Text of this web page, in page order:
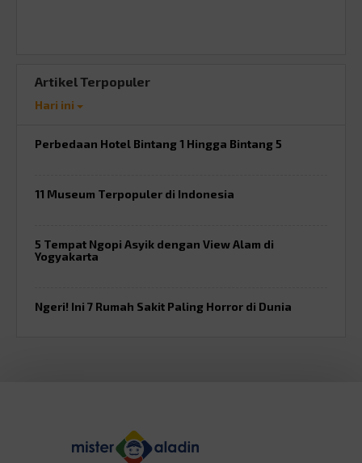
Artikel Terpopuler
Hari ini
Perbedaan Hotel Bintang 1 Hingga Bintang 5
11 Museum Terpopuler di Indonesia
5 Tempat Ngopi Asyik dengan View Alam di
Yogyakarta
Ngeri! Ini 7 Rumah Sakit Paling Horror di Dunia